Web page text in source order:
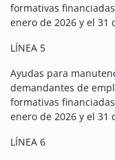
formativas
enero de 2026 y el 31
LÍNEA 5
Ayudas para
demandantes de
formativas
enero de 2026 y el 31
LÍNEA 6